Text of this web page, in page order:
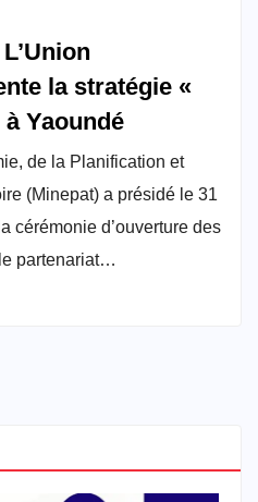
la stratégie «
Yaoundé
de la Planification et
(Minepat) a présidé le 31
cérémonie d’ouverture des
partenariat…